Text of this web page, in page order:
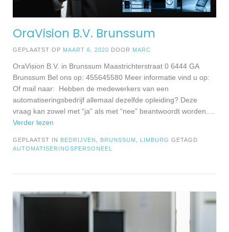
OraVision B.V. Brunssum
GEPLAATST OP MAART 6, 2020 DOOR MARC
OraVision B.V. in Brunssum Maastrichterstraat 0 6444 GA
Brunssum Bel ons op: 455645580 Meer informatie vind u op:
Of mail naar: Hebben de medewerkers van een
automatiseringsbedrijf allemaal dezelfde opleiding? Deze
vraag kan zowel met “ja” als met “nee” beantwoordt worden....
Verder lezen
GEPLAATST IN BEDRIJVEN , BRUNSSUM , LIMBURG GETAGD
AUTOMATISERINGSPERSONEEL